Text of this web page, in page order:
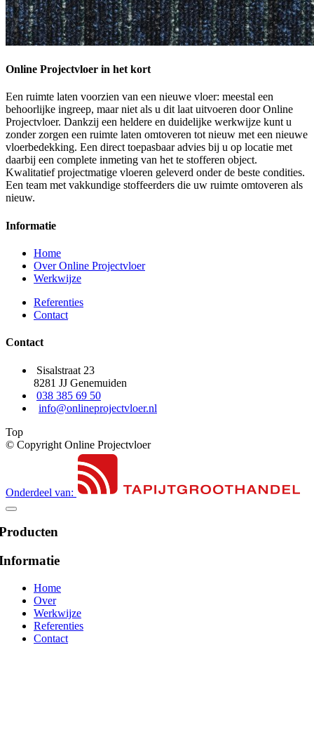
Online Projectvloer in het kort
Een ruimte laten voorzien van een nieuwe vloer: meestal een
behoorlijke ingreep, maar niet als u dit laat uitvoeren door Online
Projectvloer. Dankzij een heldere en duidelijke werkwijze kunt u
zonder zorgen een ruimte laten omtoveren tot nieuw met een nieuwe
vloerbedekking. Een direct toepasbaar advies bij u op locatie met
daarbij een complete inmeting van het te stofferen object.
Kwalitatief projectmatige vloeren geleverd onder de beste condities.
Een team met vakkundige stoffeerders die uw ruimte omtoveren als
nieuw.
Informatie
Home
Over Online Projectvloer
Werkwijze
Referenties
Contact
Contact
Sisalstraat 23
8281 JJ Genemuiden
038 385 69 50
info@onlineprojectvloer.nl
Top
© Copyright Online Projectvloer
Onderdeel van:
Home
Over
Werkwijze
Referenties
Contact